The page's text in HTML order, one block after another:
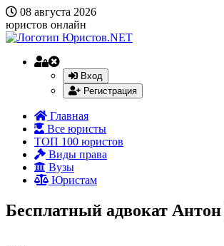
08 августа 2026
юристов онлайн
Вход
Регистрация
Главная
Все юристы
ТОП 100 юристов
Виды права
Вузы
Юристам
Бесплатный адвокат